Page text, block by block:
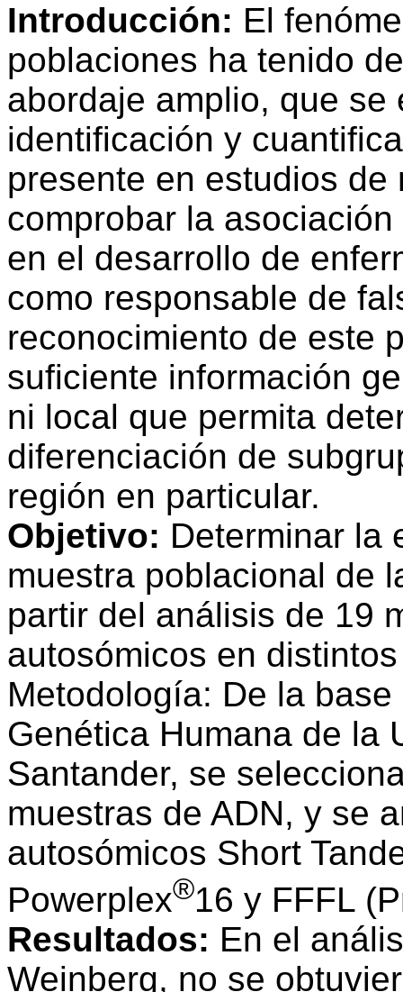
Introducción: El
poblaciones ha tenido
abordaje amplio, que
identificación y
presente en estudios
comprobar la
en el desarrollo de
como responsable de
reconocimiento de este
suficiente información
ni local que permita
diferenciación de
región en particular.
Objetivo: Determinar la
muestra poblacional de
partir del análisis de 19
autosómicos en
Metodología: De la
Genética Humana de la
Santander, se
muestras de ADN, y se
autosómicos Short
Powerplex®16 y FFFL
Resultados: En el
Weinberg, no se